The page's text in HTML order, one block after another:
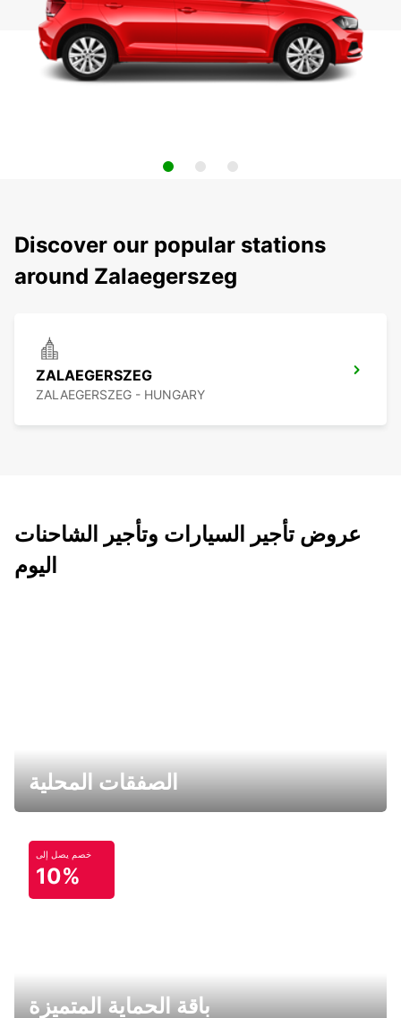
Discover our popular stations
around Zalaegerszeg
ZALAEGERSZEG
ZALAEGERSZEG - HUNGARY
عروض تأجير السيارات وتأجير الشاحنات
اليوم
الصفقات المحلية
خصم يصل إلى
10%
باقة الحماية المتميزة